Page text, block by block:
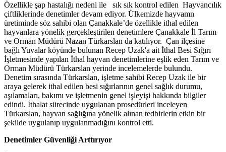
Özellikle şap hastalığı nedeni ile sık sık kontrol edilen Hayvancılık
çiftliklerinde denetimler devam ediyor. Ülkemizde hayvamn
üretiminde söz sahibi olan Çanakkale’de özellikle ithal edilen
hayvanlara yönelik gerçekleştirilen denetimlere Çanakkale İl Tarım
ve Orman Müdürü Nazan Türkarslan da katılıyor. Çan ilçesine
bağlı Yuvalar köyünde bulunan Recep Uzak'a ait İthal Besi Sığırı
İşletmesinde yapılan İthal hayvan denetimlerine eşlik eden Tarım ve
Orman Müdürü Türkarslan yerinde incelemelerde bulundu.
Denetim sırasında Türkarslan, işletme sahibi Recep Uzak ile bir
araya gelerek ithal edilen besi sığırlarının genel sağlık durumu,
aşılamaları, bakımı ve işletmenin genel işleyişi hakkında bilgiler
edindi. İthalat sürecinde uygulanan prosedürleri inceleyen
Türkarslan, hayvan sağlığına yönelik alınan tedbirlerin etkin bir
şekilde uygulanıp uygulanmadığını kontrol etti.
Denetimler Güvenliği Arttırıyor